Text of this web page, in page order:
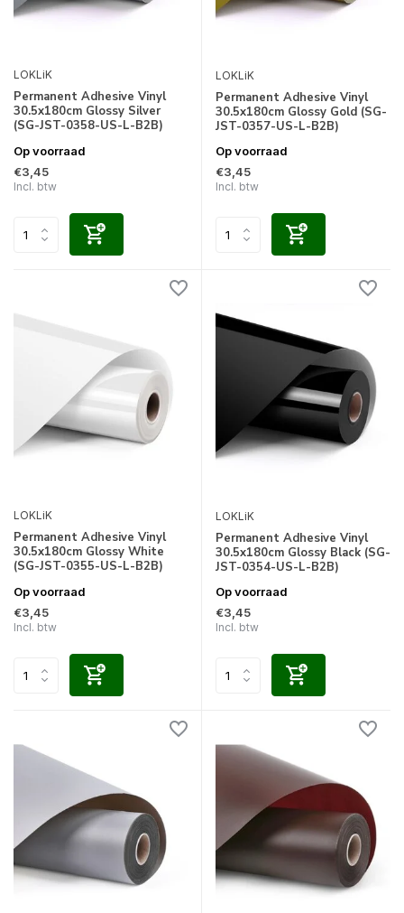
LOKLiK
Permanent Adhesive Vinyl
30.5x180cm Glossy Silver
(SG-JST-0358-US-L-B2B)
Op voorraad
€3,45
Incl. btw
LOKLiK
Permanent Adhesive Vinyl
30.5x180cm Glossy Gold (SG-
JST-0357-US-L-B2B)
Op voorraad
€3,45
Incl. btw
LOKLiK
Permanent Adhesive Vinyl
30.5x180cm Glossy White
(SG-JST-0355-US-L-B2B)
Op voorraad
€3,45
Incl. btw
LOKLiK
Permanent Adhesive Vinyl
30.5x180cm Glossy Black (SG-
JST-0354-US-L-B2B)
Op voorraad
€3,45
Incl. btw